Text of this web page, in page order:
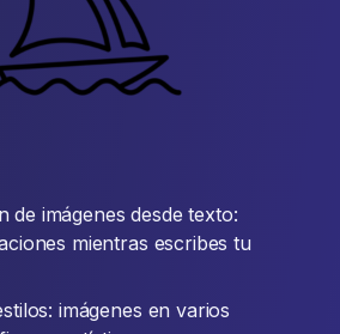
de imágenes desde texto:
mientras escribes tu
imágenes en varios